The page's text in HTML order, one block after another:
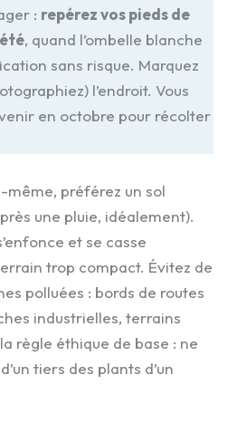
: repérez vos pieds de
, quand l’ombelle blanche
sans risque. Marquez
l’endroit. Vous
en octobre pour récolter
même, préférez un sol
une pluie, idéalement).
et se casse
trop compact. Évitez de
polluées : bords de routes
industrielles, terrains
règle éthique de base : ne
tiers des plants d’un